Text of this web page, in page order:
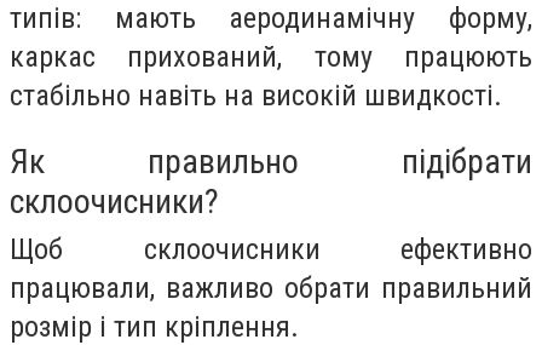
типів: мають аеродинамічну форму,
каркас прихований, тому працюють
стабільно навіть на високій швидкості.
Як правильно підібрати
склоочисники?
Щоб склоочисники ефективно
працювали, важливо обрати правильний
розмір і тип кріплення.